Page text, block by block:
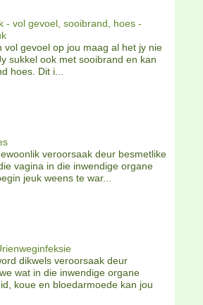
- vol gevoel, sooibrand, hoes -
vol gevoel op jou maag al het jy nie
sukkel ook met sooibrand en kan
hoes. Dit i...
veroorsaak deur besmetlike
vagina in die inwendige organe
jeuk weens te war...
dikwels veroorsaak deur
wat in die inwendige organe
koue en bloedarmoede kan jou